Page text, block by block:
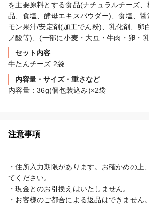
を主要原料とする食品(ナチュラルチーズ
品、食塩、酵母エキスパウダー)、食塩、
モン果汁/安定剤(加工でん粉)、乳化剤、卵
ノ酸等)、(一部に小麦・大豆・牛肉・卵・
セット内容
牛たんチーズ 2袋
内容量・サイズ・重さなど
内容量：36g(個包装込み)×2袋
注意事項
・住所入力期限があります。お確かめの上
てください。
・現金とのお引換えはいたしません。
・お客様のご都合による返品はできません。